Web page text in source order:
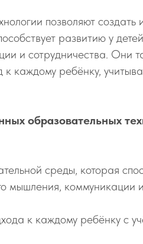
позволяют создать
развитию у
и сотрудничества. Они
каждому ребёнку,
образовательных
среды, которая
мышления, коммуникации
к каждому ребёнку с